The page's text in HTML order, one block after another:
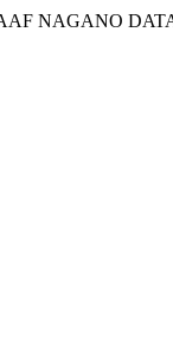
NAGANO